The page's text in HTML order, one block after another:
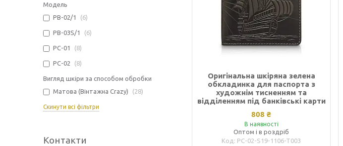
Оригінальна шкіряна зелена
обкладинка для паспорта з
художнім тисненням та
відділенням під банківські карти
808 ₴
В наявності
Оптом і в роздріб
PC-02-S19-1106-T003
Модель
PB-02/1
6
PB-03S/1 6
PC-01 8
PC-02 8
Вигляд шкіри за способом обробки
Матова (Вінтажна Crazy)
28
Скинути всі фільтри
Контакти